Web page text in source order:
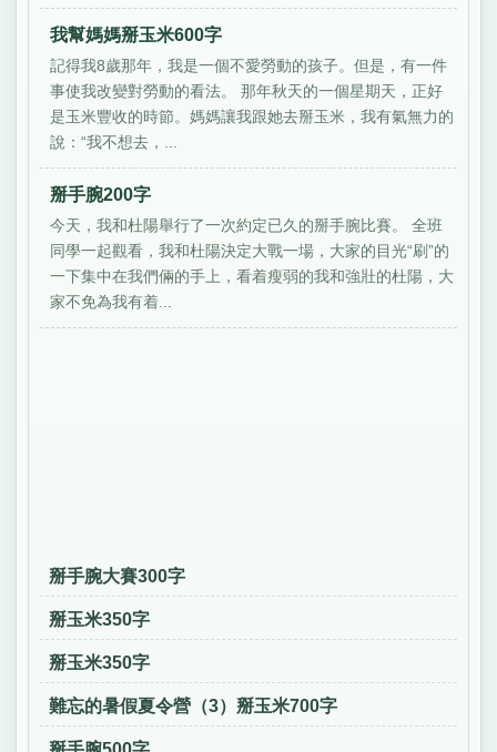
我幫媽媽掰玉米600字
記得我8歲那年，我是一個不愛勞動的孩子。但是，有一件
事使我改變對勞動的看法。 那年秋天的一個星期天，正好
是玉米豐收的時節。媽媽讓我跟她去掰玉米，我有氣無力的
說：“我不想去，...
掰手腕200字
今天，我和杜陽舉行了一次約定已久的掰手腕比賽。 全班
同學一起觀看，我和杜陽決定大戰一場，大家的目光“刷”的
一下集中在我們倆的手上，看着瘦弱的我和強壯的杜陽，大
家不免為我有着...
掰手腕大賽300字
掰玉米350字
掰玉米350字
難忘的暑假夏令營（3）掰玉米700字